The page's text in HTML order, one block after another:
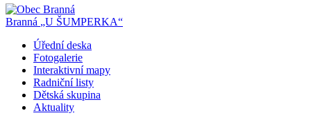
Branná „U ŠUMPERKA“
Úřední deska
Fotogalerie
Interaktivní mapy
Radniční listy
Dětská skupina
Aktuality